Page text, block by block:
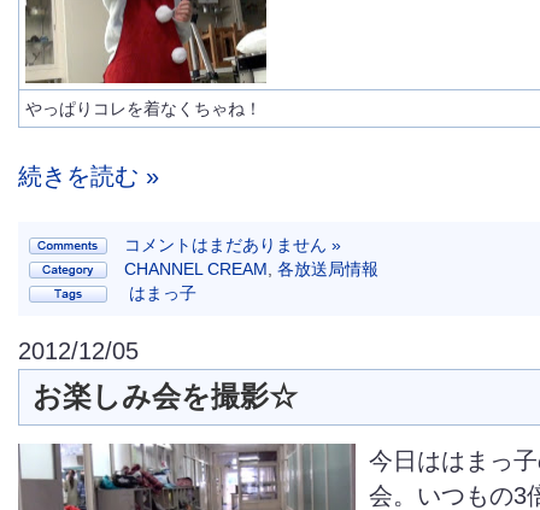
やっぱりコレを着なくちゃね！
続きを読む »
コメントはまだありません »
CHANNEL CREAM 各放送局情報
はまっ子
2012/12/05
お楽しみ会を撮影☆
今日ははまっ
会。いつもの3